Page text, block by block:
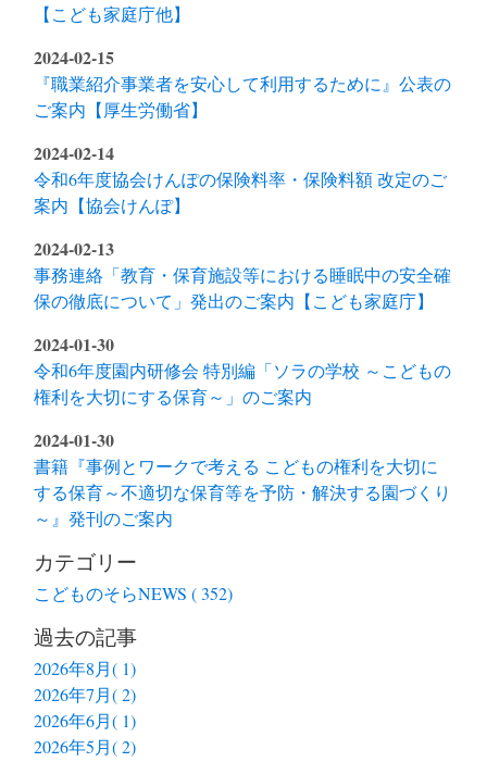
【こども家庭庁他】
2024-02-15
『職業紹介事業者を安心して利用するために』公表の
ご案内【厚生労働省】
2024-02-14
令和6年度協会けんぽの保険料率・保険料額 改定のご
案内【協会けんぽ】
2024-02-13
事務連絡「教育・保育施設等における睡眠中の安全確
保の徹底について」発出のご案内【こども家庭庁】
2024-01-30
令和6年度園内研修会 特別編「ソラの学校 ～こどもの
権利を大切にする保育～」のご案内
2024-01-30
書籍『事例とワークで考える こどもの権利を大切に
する保育～不適切な保育等を予防・解決する園づくり
～』発刊のご案内
カテゴリー
こどものそらNEWS ( 352)
過去の記事
2026年8月( 1)
2026年7月( 2)
2026年6月( 1)
2026年5月( 2)